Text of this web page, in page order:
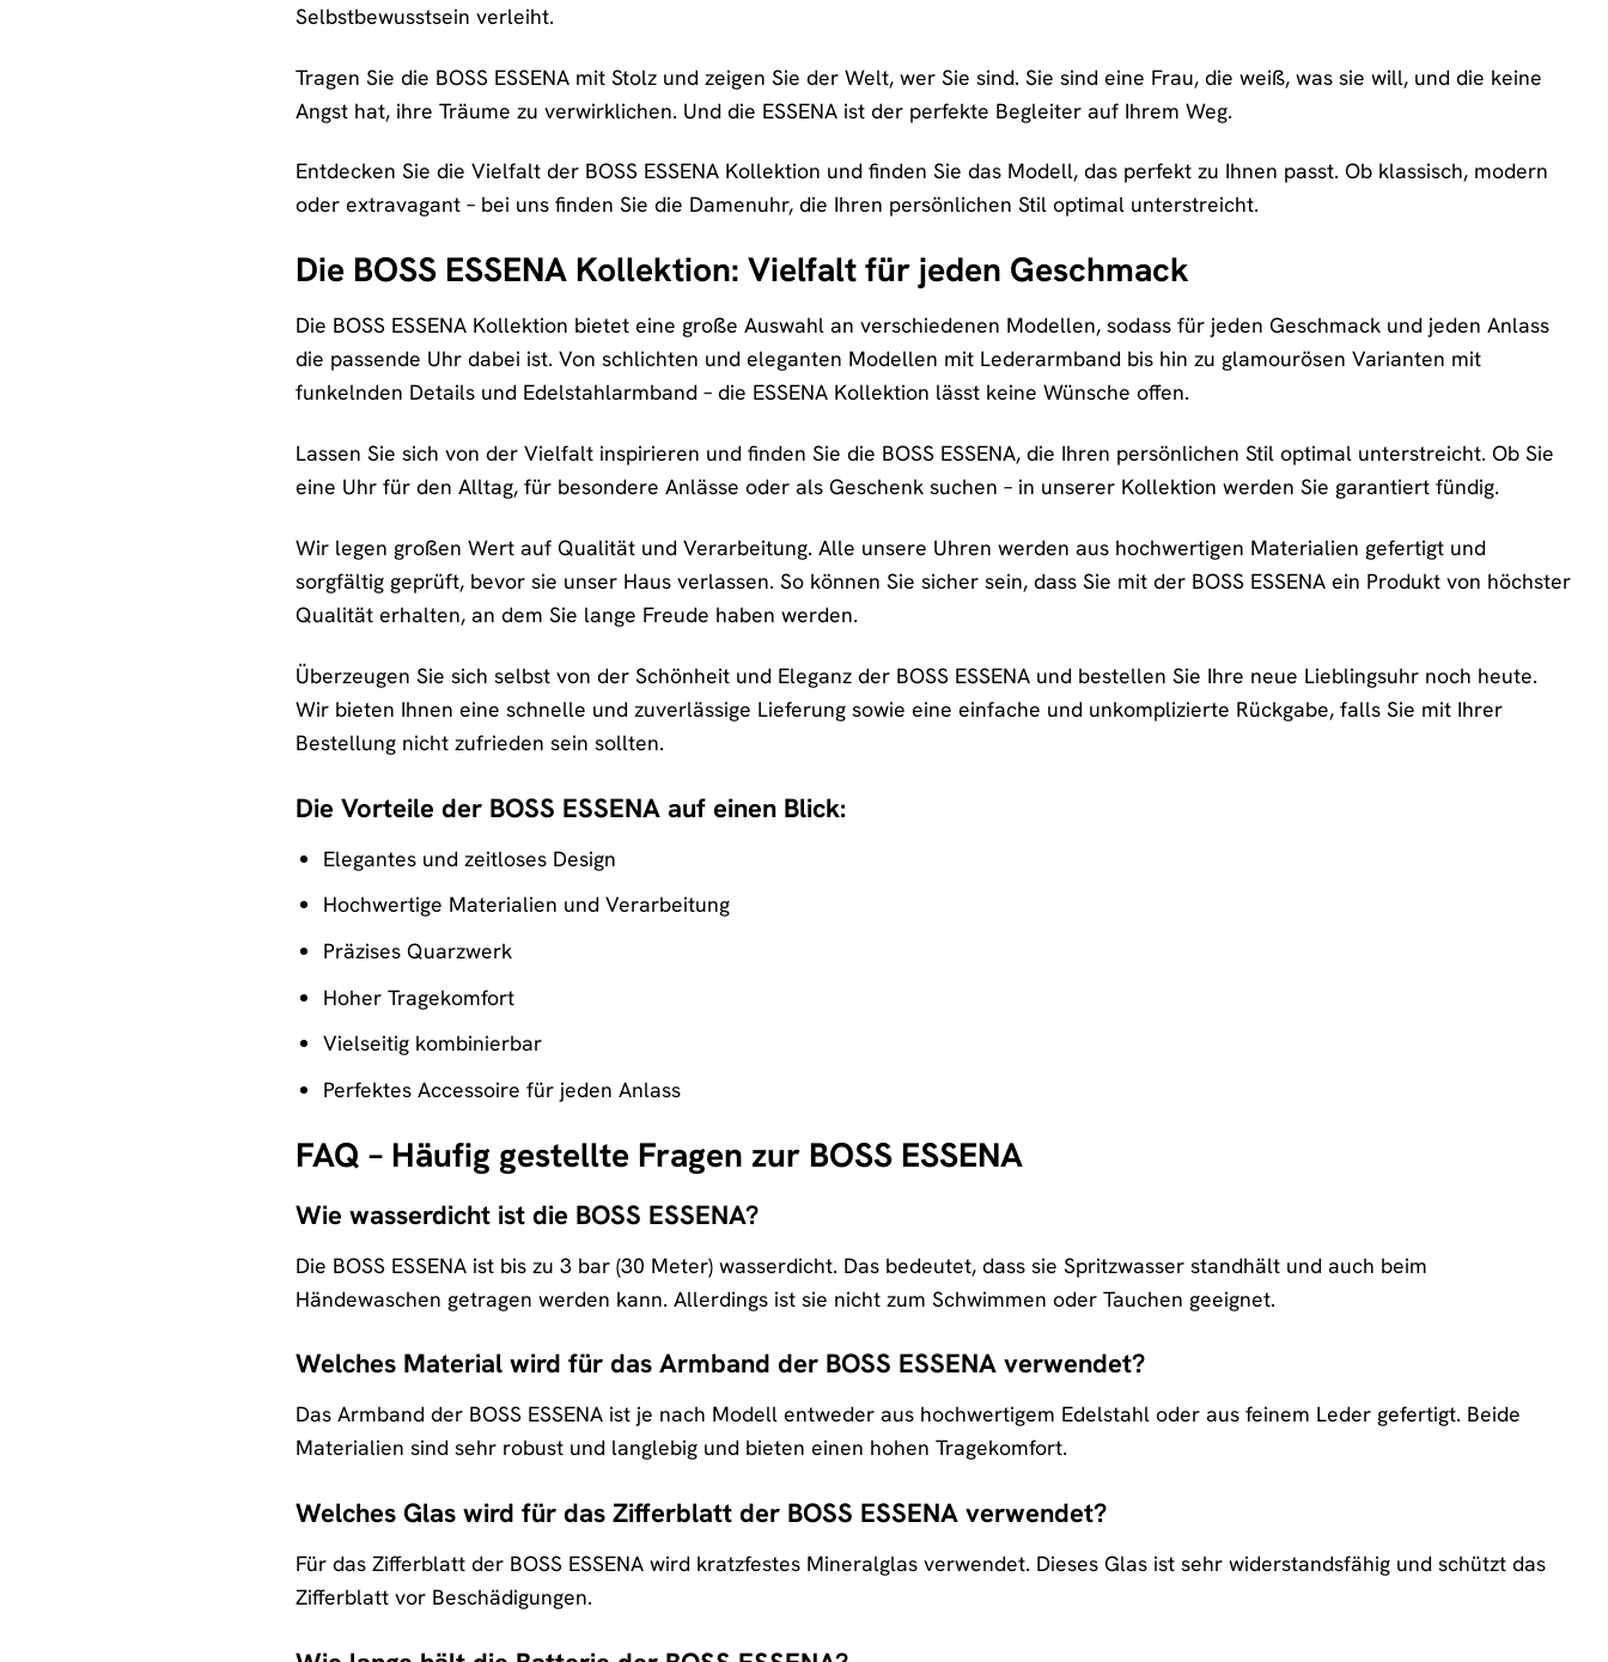
Selbstbewusstsein verleiht.
Tragen Sie die BOSS ESSENA mit Stolz und zeigen Sie der Welt, wer Sie sind. Sie sind eine Frau, die weiß, was sie will, und die keine
Angst hat, ihre Träume zu verwirklichen. Und die ESSENA ist der perfekte Begleiter auf Ihrem Weg.
Entdecken Sie die Vielfalt der BOSS ESSENA Kollektion und finden Sie das Modell, das perfekt zu Ihnen passt. Ob klassisch, modern
oder extravagant – bei uns finden Sie die Damenuhr, die Ihren persönlichen Stil optimal unterstreicht.
Die BOSS ESSENA Kollektion: Vielfalt für jeden Geschmack
Die BOSS ESSENA Kollektion bietet eine große Auswahl an verschiedenen Modellen, sodass für jeden Geschmack und jeden Anlass
die passende Uhr dabei ist. Von schlichten und eleganten Modellen mit Lederarmband bis hin zu glamourösen Varianten mit
funkelnden Details und Edelstahlarmband – die ESSENA Kollektion lässt keine Wünsche offen.
Lassen Sie sich von der Vielfalt inspirieren und finden Sie die BOSS ESSENA, die Ihren persönlichen Stil optimal unterstreicht. Ob Sie
eine Uhr für den Alltag, für besondere Anlässe oder als Geschenk suchen – in unserer Kollektion werden Sie garantiert fündig.
Wir legen großen Wert auf Qualität und Verarbeitung. Alle unsere Uhren werden aus hochwertigen Materialien gefertigt und
sorgfältig geprüft, bevor sie unser Haus verlassen. So können Sie sicher sein, dass Sie mit der BOSS ESSENA ein Produkt von höchster
Qualität erhalten, an dem Sie lange Freude haben werden.
Überzeugen Sie sich selbst von der Schönheit und Eleganz der BOSS ESSENA und bestellen Sie Ihre neue Lieblingsuhr noch heute.
Wir bieten Ihnen eine schnelle und zuverlässige Lieferung sowie eine einfache und unkomplizierte Rückgabe, falls Sie mit Ihrer
Bestellung nicht zufrieden sein sollten.
Die Vorteile der BOSS ESSENA auf einen Blick:
Elegantes und zeitloses Design
Hochwertige Materialien und Verarbeitung
Präzises Quarzwerk
Hoher Tragekomfort
Vielseitig kombinierbar
Perfektes Accessoire für jeden Anlass
FAQ – Häufig gestellte Fragen zur BOSS ESSENA
Wie wasserdicht ist die BOSS ESSENA?
Die BOSS ESSENA ist bis zu 3 bar (30 Meter) wasserdicht. Das bedeutet, dass sie Spritzwasser standhält und auch beim
Händewaschen getragen werden kann. Allerdings ist sie nicht zum Schwimmen oder Tauchen geeignet.
Welches Material wird für das Armband der BOSS ESSENA verwendet?
Das Armband der BOSS ESSENA ist je nach Modell entweder aus hochwertigem Edelstahl oder aus feinem Leder gefertigt. Beide
Materialien sind sehr robust und langlebig und bieten einen hohen Tragekomfort.
Welches Glas wird für das Zifferblatt der BOSS ESSENA verwendet?
Für das Zifferblatt der BOSS ESSENA wird kratzfestes Mineralglas verwendet. Dieses Glas ist sehr widerstandsfähig und schützt das
Zifferblatt vor Beschädigungen.